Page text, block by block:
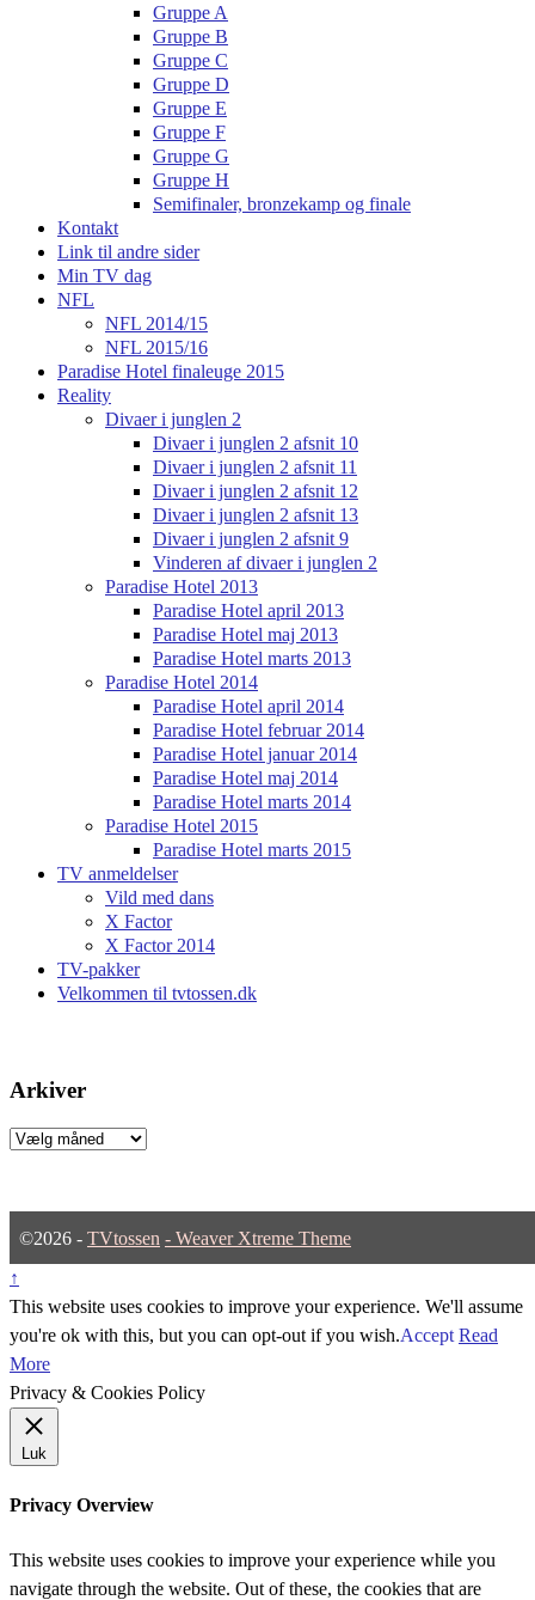
Gruppe A
Gruppe B
Gruppe C
Gruppe D
Gruppe E
Gruppe F
Gruppe G
Gruppe H
Semifinaler, bronzekamp og finale
Kontakt
Link til andre sider
Min TV dag
NFL
NFL 2014/15
NFL 2015/16
Paradise Hotel finaleuge 2015
Reality
Divaer i junglen 2
Divaer i junglen 2 afsnit 10
Divaer i junglen 2 afsnit 11
Divaer i junglen 2 afsnit 12
Divaer i junglen 2 afsnit 13
Divaer i junglen 2 afsnit 9
Vinderen af divaer i junglen 2
Paradise Hotel 2013
Paradise Hotel april 2013
Paradise Hotel maj 2013
Paradise Hotel marts 2013
Paradise Hotel 2014
Paradise Hotel april 2014
Paradise Hotel februar 2014
Paradise Hotel januar 2014
Paradise Hotel maj 2014
Paradise Hotel marts 2014
Paradise Hotel 2015
Paradise Hotel marts 2015
TV anmeldelser
Vild med dans
X Factor
X Factor 2014
TV-pakker
Velkommen til tvtossen.dk
Arkiver
Arkiver
©2026 - TVtossen - Weaver Xtreme Theme
↑
This website uses cookies to improve your experience. We'll assume
you're ok with this, but you can opt-out if you wish.Accept Read
More
Privacy & Cookies Policy
Luk
Privacy Overview
This website uses cookies to improve your experience while you
navigate through the website. Out of these, the cookies that are